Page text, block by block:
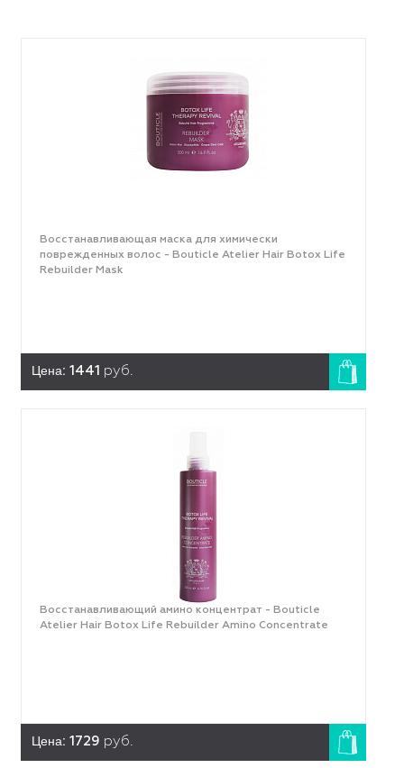
Восстанавливающая маска для химически
поврежденных волос - Bouticle Atelier Hair Botox Life
Rebuilder Mask
Цена: 1441 руб.
Восстанавливающий амино концентрат - Bouticle
Atelier Hair Botox Life Rebuilder Amino Concentrate
Цена: 1729 руб.